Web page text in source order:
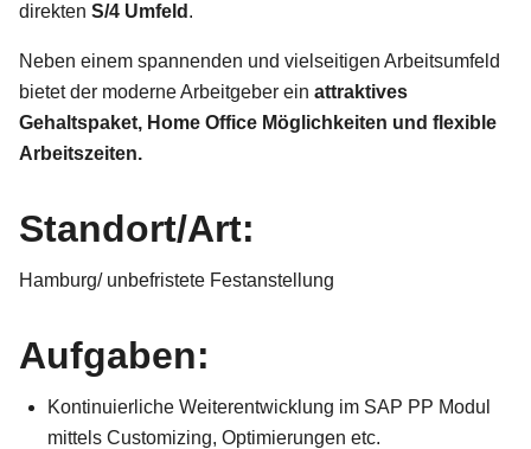
direkten S/4 Umfeld .
Neben einem spannenden und vielseitigen Arbeitsumfeld
bietet der moderne Arbeitgeber ein attraktives
Gehaltspaket, Home Office Möglichkeiten und flexible
Arbeitszeiten.
Standort/Art:
Hamburg/ unbefristete Festanstellung
Aufgaben:
Kontinuierliche Weiterentwicklung im SAP PP Modul
mittels Customizing, Optimierungen etc.